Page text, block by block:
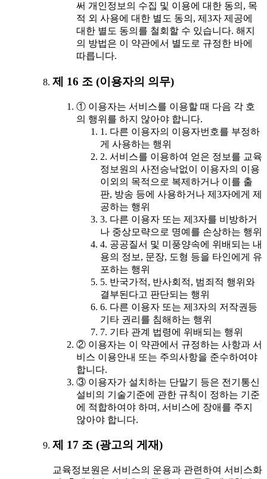
써 개인정보의 수집 및 이용에 대한 동의, 목
적 외 사용에 대한 별도 동의, 제3자 제공에
대한 별도 동의를 철회할 수 있습니다. 해지
의 방법은 이 약관에서 별도로 규정한 바에
따릅니다.
제 16 조 (이용자의 의무)
① 이용자는 서비스를 이용할 때 다음 각 호
의 행위를 하지 않아야 합니다.
1. 다른 이용자의 이용자번호를 부정하
게 사용하는 행위
2. 서비스를 이용하여 얻은 정보를 교육
정보원의 사전승낙없이 이용자의 이용
이외의 목적으로 복제하거나 이를 출
판, 방송 등에 사용하거나 제3자에게 제
공하는 행위
3. 다른 이용자 또는 제3자를 비방하거
나 중상모략으로 명예를 손상하는 행위
4. 공공질서 및 미풍양속에 위배되는 내
용의 정보, 문장, 도형 등을 타인에게 유
포하는 행위
5. 반국가적, 반사회적, 범죄적 행위와
결부된다고 판단되는 행위
6. 다른 이용자 또는 제3자의 저작권등
기타 권리를 침해하는 행위
7. 기타 관계 법령에 위배되는 행위
② 이용자는 이 약관에서 규정하는 사항과 서
비스 이용안내 또는 주의사항을 준수하여야
합니다.
③ 이용자가 설치하는 단말기 등은 전기통신
설비의 기술기준에 관한 규칙이 정하는 기준
에 적합하여야 하며, 서비스에 장애를 주지
않아야 합니다.
제 17 조 (광고의 게재)
교육정보원은 서비스의 운용과 관련하여 서비스화